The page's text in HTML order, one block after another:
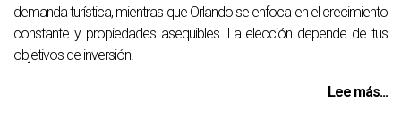
demanda turística, mientras que Orlando se enfoca en el crecimiento
constante y propiedades asequibles. La elección depende de tus
objetivos de inversión.
Lee más...